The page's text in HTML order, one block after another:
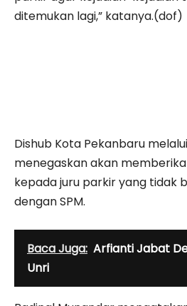
ditemukan lagi,” katanya.(dof)
Dishub Kota Pekanbaru
menegaskan akan
kepada juru parkir yang tidak
dengan SPM.
Baca Juga: Arfianti Jabat
Unri